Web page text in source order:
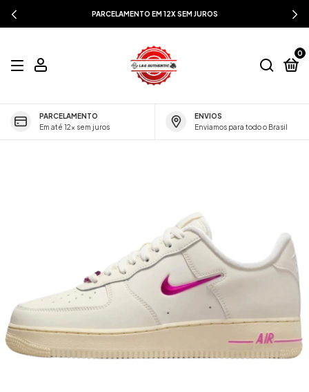
PARCELAMENTO EM 12X SEM JUROS
0
PARCELAMENTO
Em até 12x sem juros
ENVIOS
Enviamos para todo o Brasil